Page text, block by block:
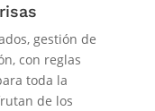
gestión de
con reglas
toda la
de los